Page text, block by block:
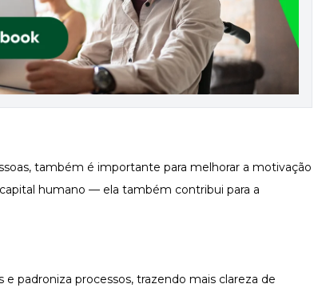
também é importante para melhorar a motivação
capital humano — ela também contribui para a
padroniza processos, trazendo mais clareza de